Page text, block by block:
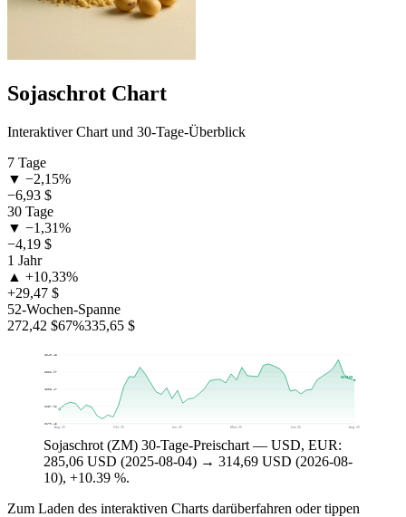
Sojaschrot Chart
Interaktiver Chart und 30-Tage-Überblick
7 Tage
▼ −2,15%
−6,93 $
30 Tage
▼ −1,31%
−4,19 $
1 Jahr
▲ +10,33%
+29,47 $
52-Wochen-Spanne
272,42 $67%335,65 $
$270,45
$287,96
$305,47
$322,97
$340,48
Aug. 25 Okt. 25 Jan. 26 März 26 Juni 26 Aug. 26
$314,69
Sojaschrot (ZM) 30-Tage-Preischart — USD, EUR:
285,06 USD (2025-08-04) → 314,69 USD (2026-08-
10), +10.39 %.
Zum Laden des interaktiven Charts darüberfahren oder tippen